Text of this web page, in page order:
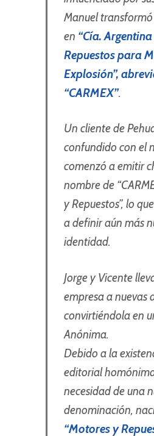
Manuel
en “Cía.
Repuestospara
Explosión”,
“CARMEX”.
Un cliente de
confundido con el
comenzó a emitir
nombre de
y Repuestos”, lo
a definir aún más
identidad.
Jorge y Vicente
empresa a nuevas
convirtiéndola en
Anónima.
Debido a la
editorial
necesidad de una
denominación,
“Motores y